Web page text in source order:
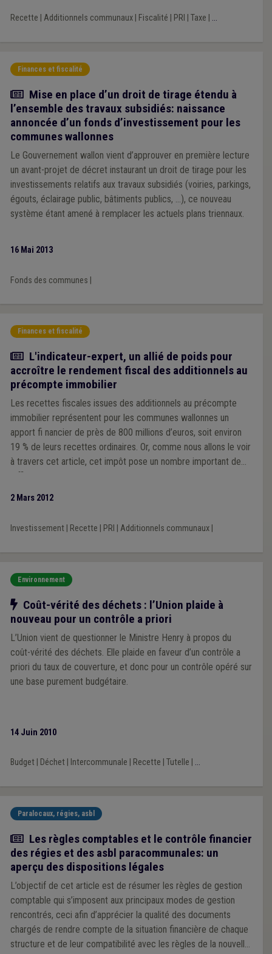
Recette Additionnels communaux| Fiscalité PRI Taxe ...
Finances et fiscalité
Actualité
Mise en place d’un droit de tirage étendu à
l’ensemble des travaux subsidiés: naissance
annoncée d’un fonds d’investissement pour les
communes wallonnes
Le Gouvernement wallon vient d’approuver en première lecture
un avant-projet de décret instaurant un droit de tirage pour les
investissements relatifs aux travaux subsidiés (voiries, parkings,
égouts, éclairage public, bâtiments publics, …), ce nouveau
système étant amené à remplacer les actuels plans triennaux.
16 Mai 2013
Fonds des communes
Finances et fiscalité
Article
L'indicateur-expert, un allié de poids pour
accroître le rendement fiscal des additionnels au
précompte immobilier
Les recettes fiscales issues des additionnels au précompte
immobilier représentent pour les communes wallonnes un
apport fi nancier de près de 800 millions d’euros, soit environ
19 % de leurs recettes ordinaires. Or, comme nous allons le voir
à travers cet article, cet impôt pose un nombre important de
diffi cultés qui viennent entraver non seulement l’équité même
impôt.
2 Mars 2012
Investissement| Recette PRI Additionnels communaux|
Environnement
Notre action
Coût-vérité des déchets : l’Union plaide à
nouveau pour un contrôle a priori
L’Union vient de questionner le Ministre Henry à propos du
coût-vérité des déchets. Elle plaide en faveur d’un contrôle a
priori du taux de couverture, et donc pour un contrôle opéré sur
une base purement budgétaire.
14 Juin 2010
Budget| Déchet| Intercommunale Recette Tutelle ...
Paralocaux, régies, asbl
Article
Les règles comptables et le contrôle financier
des régies et des asbl paracommunales: un
aperçu des dispositions légales
L’objectif de cet article est de résumer les règles de gestion
comptable qui s’imposent aux principaux modes de gestion
rencontrés, ceci afin d’apprécier la qualité des documents
chargés de rendre compte de la situation financière de chaque
structure et de leur compatibilité avec les règles de la nouvelle